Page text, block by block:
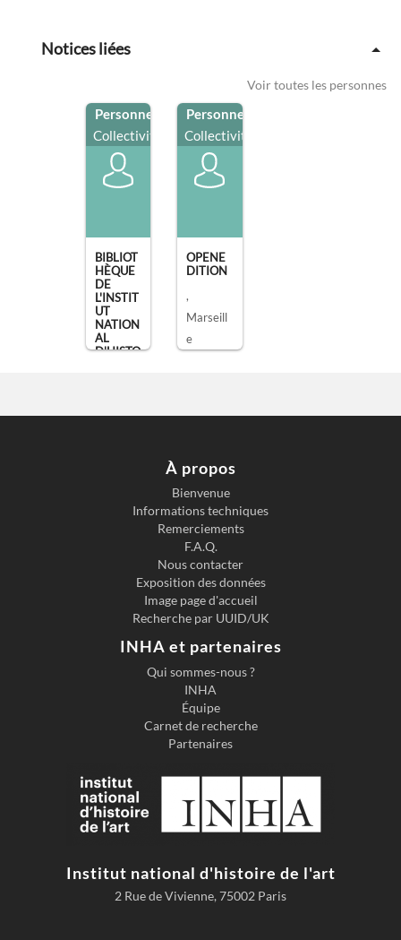
Notices liées
Voir toutes les personnes
Personne
Collectivité
BIBLIOT
HÈQUE
DE
L'INSTIT
UT
NATION
AL
D'HISTO
Personne
Collectivité
OPENE
DITION
,
Marseill
e
À propos
Bienvenue
Informations techniques
Remerciements
F.A.Q.
Nous contacter
Exposition des données
Image page d'accueil
Recherche par UUID/UK
INHA et partenaires
Qui sommes-nous ?
INHA
Équipe
Carnet de recherche
Partenaires
Institut national d'histoire de l'art
2 Rue de Vivienne, 75002 Paris